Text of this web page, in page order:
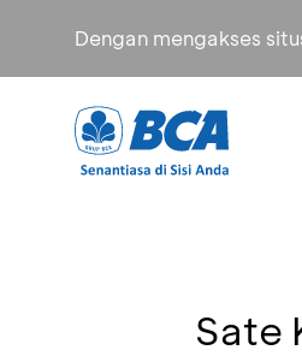
Dengan mengakses
Sate